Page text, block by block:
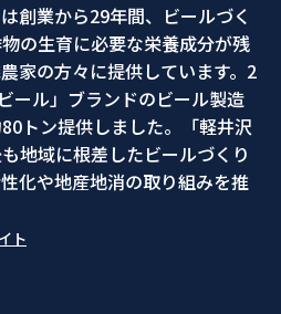
創業から29年間、ビールづく
の生育に必要な栄養成分が残
家の方々に提供しています。2
ール」ブランドのビール製造
トン提供しました。「軽井沢
地域に根差したビールづくり
化や地産地消の取り組みを推
ト